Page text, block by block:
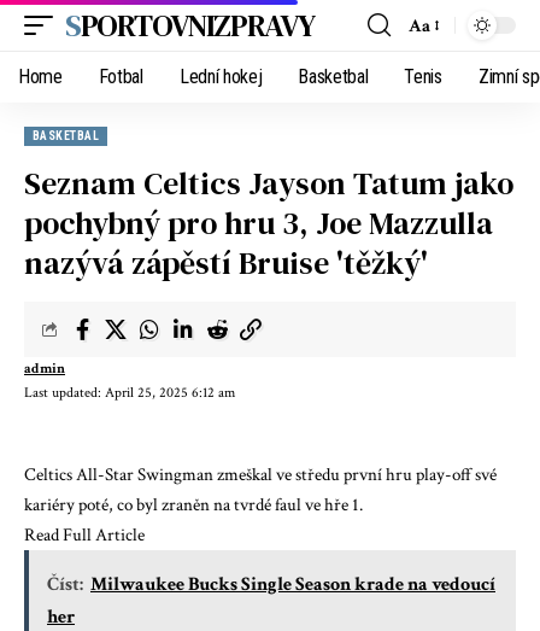
SPORTOVNIZPRAVY Aa
Home Fotbal Lední hokej Basketbal Tenis Zimní
BASKETBAL
Seznam Celtics Jayson Tatum jako
pochybný pro hru 3, Joe Mazzulla
nazývá zápěstí Bruise 'těžký'
Last updated: April 25, 2025 6:12 am
admin
Celtics All-Star Swingman zmeškal ve středu první hru play-off své
kariéry poté, co byl zraněn na tvrdé faul ve hře 1.
Read Full Article
Číst: Milwaukee Bucks Single Season krade na vedoucí
her